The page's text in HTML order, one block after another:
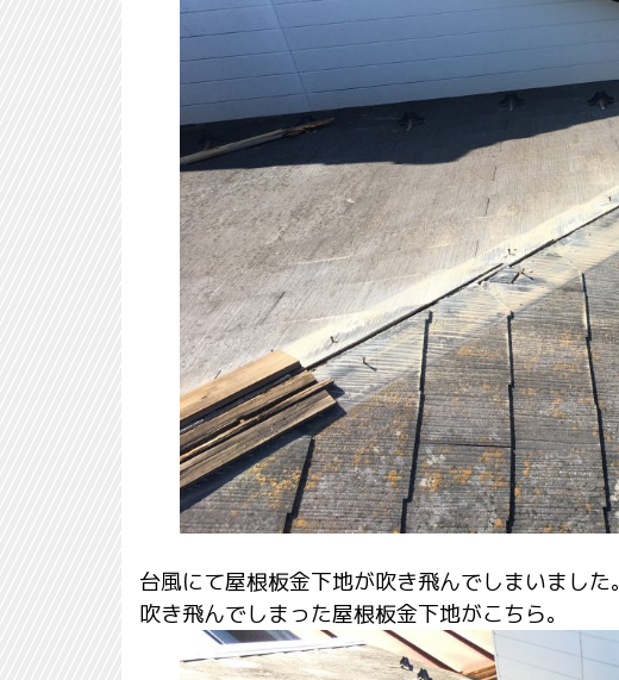
台風にて屋根板金下地が吹き飛んでしまいました。
吹き飛んでしまった屋根板金下地がこちら。